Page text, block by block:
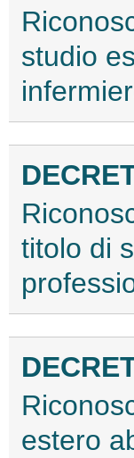
studio
titolo di
estero